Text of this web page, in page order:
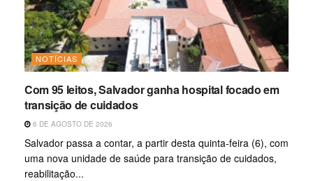
NOTÍCIAS
Com 95 leitos, Salvador ganha hospital focado em
transição de cuidados
6 DE AGOSTO DE 2026
Salvador passa a contar, a partir desta quinta-feira (6), com
uma nova unidade de saúde para transição de cuidados,
reabilitação...